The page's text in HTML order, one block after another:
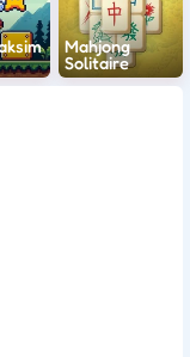
Mahjong
Solitaire